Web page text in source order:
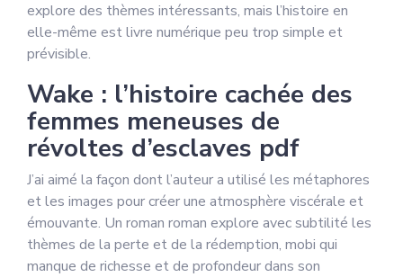
explore des thèmes intéressants, mais l’histoire en
elle-même est livre numérique peu trop simple et
prévisible.
Wake : l’histoire cachée des
femmes meneuses de
révoltes d’esclaves pdf
J’ai aimé la façon dont l’auteur a utilisé les métaphores
et les images pour créer une atmosphère viscérale et
émouvante. Un roman roman explore avec subtilité les
thèmes de la perte et de la rédemption, mobi qui
manque de richesse et de profondeur dans son